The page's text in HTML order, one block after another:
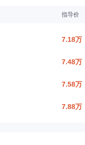
指导价
7.18万
7.48万
7.58万
7.88万